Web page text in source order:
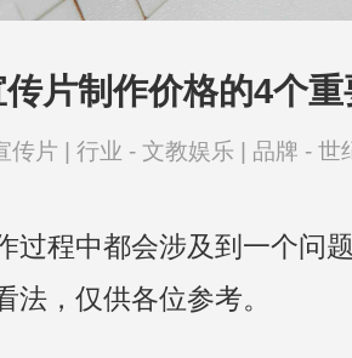
片制作价格的4个
传片 行业 - 文教娱乐 品牌 - 世
过程中都会涉及到一个问
法，仅供各位参考。